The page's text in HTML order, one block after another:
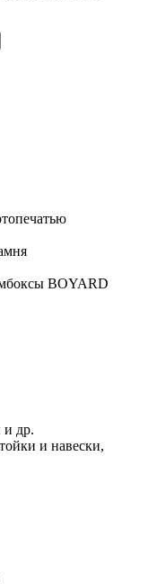
BOYARD
др.
и навески,